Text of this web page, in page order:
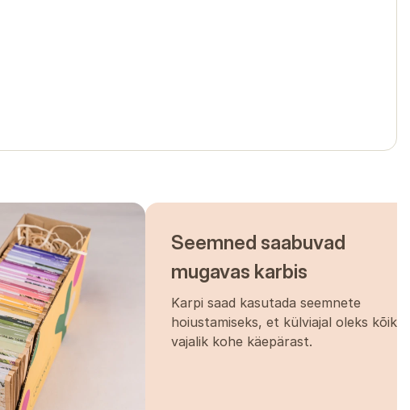
Seemned saabuvad
mugavas karbis
Karpi saad kasutada seemnete
hoiustamiseks, et külviajal oleks kõik
vajalik kohe käepärast.